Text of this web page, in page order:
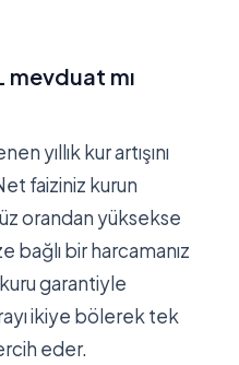
mevduat mı
yıllık kur artışını
faiziniz kurun
orandan yüksekse
bağlı bir harcamanız
garantiyle
ikiye bölerek tek
eder.